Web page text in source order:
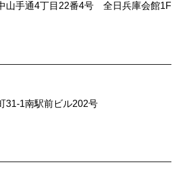
山手通4丁目22番4号 全日兵庫会館1F
1南駅前ビル202号